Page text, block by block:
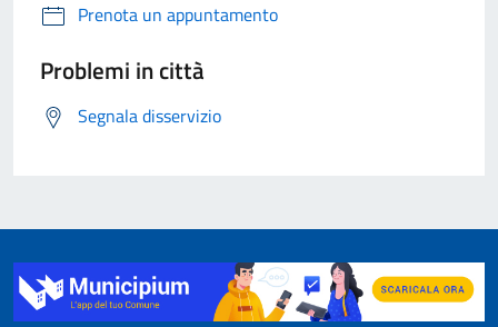
Prenota un appuntamento
Problemi in città
Segnala disservizio